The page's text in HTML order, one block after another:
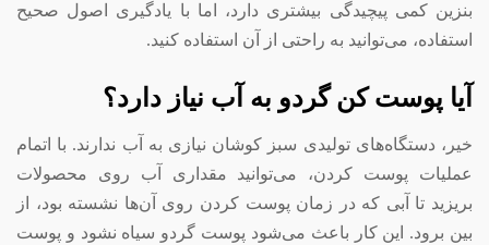
بنزین کمی پیچیدگی بیشتری دارد، اما با یادگیری اصول صحیح
استفاده، می‌توانید به راحتی از آن استفاده کنید.
آیا پوست کن گردو به آب نیاز دارد؟
خیر، دستگاه‌های تولیدی سبز کوشان نیازی به آب ندارند. با اتمام
عملیات پوست کردن، می‌توانید مقداری آب روی محصولات
بریزید تا آبی که در زمان پوست کردن روی آن‌ها نشسته بود، از
بین برود. این کار باعث می‌شود پوست گردو سیاه نشود و پوست